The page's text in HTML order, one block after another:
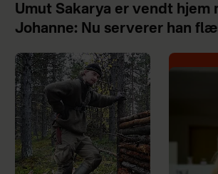
Umut Sakarya er vendt hjem
Johanne: Nu serverer han